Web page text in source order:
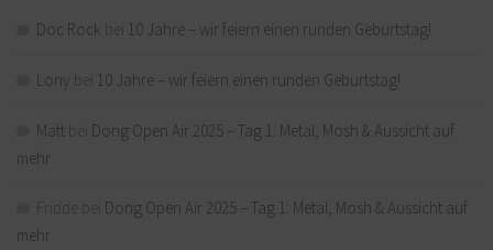
Doc Rock 10 Jahre – wir feiern einen runden Geburtstag!
Lony 10 Jahre – wir feiern einen runden Geburtstag!
Matt
Dong Open Air 2025 – Tag 1: Metal, Mosh & Aussicht auf
mehr
Dong Open Air 2025 – Tag 1: Metal, Mosh & Aussicht auf
mehr